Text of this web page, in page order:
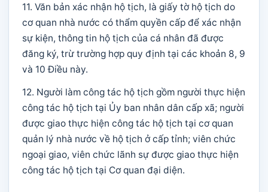
11. Văn bản xác nhận hộ tịch, là giấy tờ hộ tịch do
cơ quan nhà nước có thẩm quyền cấp để xác nhận
sự kiện, thông tin hộ tịch của cá nhân đã được
đăng ký, trừ trường hợp quy định tại các khoản 8, 9
và 10 Điều này.
12. Người làm công tác hộ tịch gồm người thực hiện
công tác hộ tịch tại Ủy ban nhân dân cấp xã; người
được giao thực hiện công tác hộ tịch tại cơ quan
quản lý nhà nước về hộ tịch ở cấp tỉnh; viên chức
ngoại giao, viên chức lãnh sự được giao thực hiện
công tác hộ tịch tại Cơ quan đại diện.